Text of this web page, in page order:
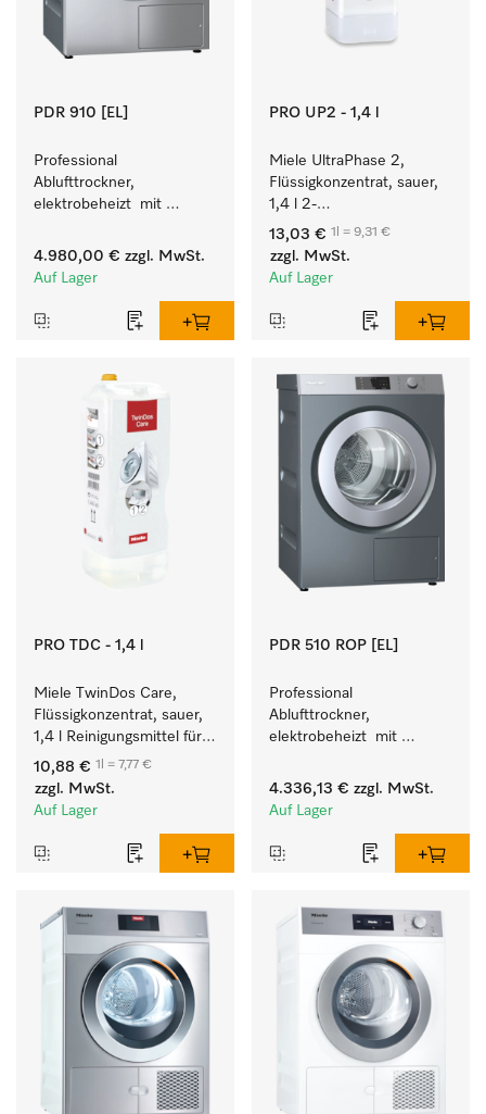
PDR 910 [EL]
Professional
Ablufttrockner,
elektrobeheizt  mit
Steuerung M Touch Pro
für höchste Flexibilität.
4.980,00 € zzgl. MwSt.
Auf Lager
PRO UP2 - 1,4 l
Miele UltraPhase 2,
Flüssigkonzentrat, sauer,
1,4 l 2-
Komponentenwaschmittel
für Buntes, Weißes und
Feines.
13,03 € 1l = 9,31 €
zzgl. MwSt.
Auf Lager
PRO TDC - 1,4 l
Miele TwinDos Care,
Flüssigkonzentrat, sauer,
1,4 l Reinigungsmittel für
das TwinDos-
Dosiersystem.
10,88 € 1l = 7,77 €
zzgl. MwSt.
Auf Lager
PDR 510 ROP [EL]
Professional
Ablufttrockner,
elektrobeheizt  mit
Select ROP für perfekte
Trockenergebnisse.
4.336,13 € zzgl. MwSt.
Auf Lager